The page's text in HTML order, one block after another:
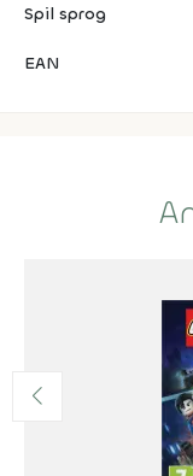
Spil sprog
EAN